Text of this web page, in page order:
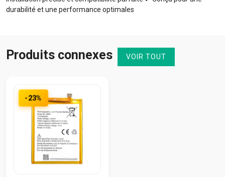
durabilité et une performance optimales
Produits connexes VOIR TOUT
-23%